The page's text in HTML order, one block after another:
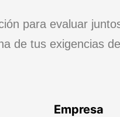
para evaluar
de tus exigencias
Empresa